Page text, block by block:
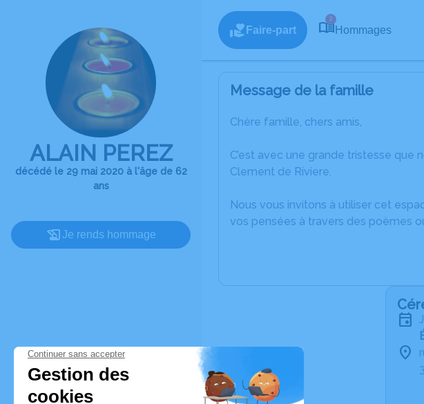
ALAIN PEREZ
décédé le 29 mai 2020 à l'âge de 62
ans
Je rends hommage
Faire-part
2
Hommages
Message de la famille
Chère famille, chers amis,
C’est avec une grande tristesse que
Clement de Riviere.
Nous vous invitons à utiliser cet
vos pensées à travers des poèmes